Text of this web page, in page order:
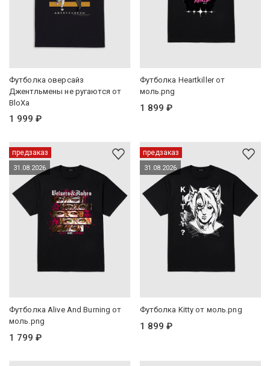
Футболка оверсайз
Джентльмены не ругаются от
BloXa
1 999 ₽
Футболка Heartkiller от
моль.png
1 899 ₽
предзаказ
31.08.2026
Футболка Alive And Burning от
моль.png
1 799 ₽
предзаказ
31.08.2026
Футболка Kitty от моль.png
1 899 ₽